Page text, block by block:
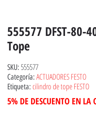
555577 DFST-80-
Tope
SKU: 555577
Categoría: ACTUADORES FESTO
Etiqueta: cilindro de tope FESTO
5% DE DESCUENTO EN LA